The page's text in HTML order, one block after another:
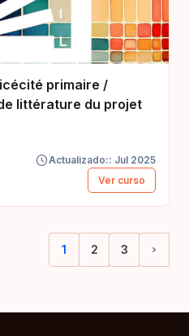
primaire /
littérature du projet
Actualizado:: Jul 2025
Ver curso
1
(current)
2 3